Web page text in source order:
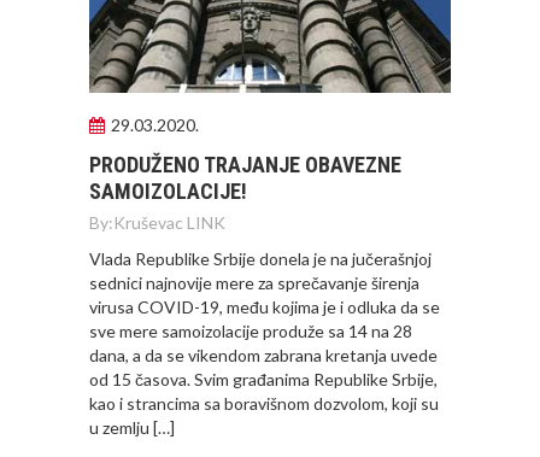
29.03.2020.
PRODUŽENO TRAJANJE OBAVEZNE
SAMOIZOLACIJE!
By:Kruševac LINK
Vlada Republike Srbije donela je na jučerašnjoj
sednici najnovije mere za sprečavanje širenja
virusa COVID-19, među kojima je i odluka da se
sve mere samoizolacije produže sa 14 na 28
dana, a da se vikendom zabrana kretanja uvede
od 15 časova. Svim građanima Republike Srbije,
kao i strancima sa boravišnom dozvolom, koji su
u zemlju […]